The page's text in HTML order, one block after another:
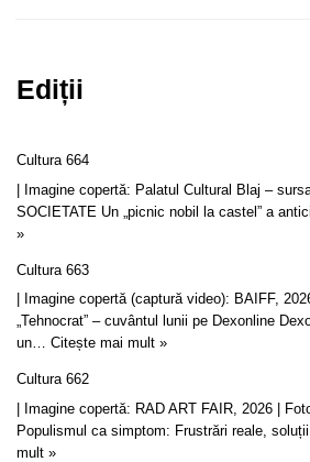
Ediții
Cultura 664
| Imagine copertă: Palatul Cultural Blaj –
SOCIETATE Un „picnic nobil la castel” a
»
Cultura 663
| Imagine copertă (captură video): BAIFF,
„Tehnocrat” – cuvântul lunii pe Dexonline
un… Citește mai mult »
Cultura 662
| Imagine copertă: RAD ART FAIR, 2026 |
Populismul ca simptom: Frustrări reale,
mult »